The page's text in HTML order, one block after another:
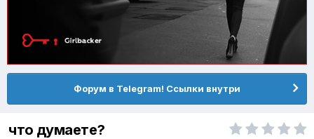
Форум в Telegram! Ссылки внутри
что думаете?